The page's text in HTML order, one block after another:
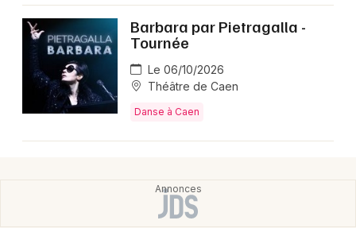
Barbara par Pietragalla -
Tournée
Le 06/10/2026
Théâtre de Caen
Danse à Caen